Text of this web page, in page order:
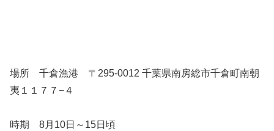
場所 千倉漁港 〒295-0012 千葉県南房総市千倉町南朝
夷１１７７−４
時期 8月10日～15日頃